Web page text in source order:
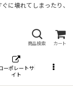
に壊れてしまったり、
商品検索 カート
ーポレートサ
イト